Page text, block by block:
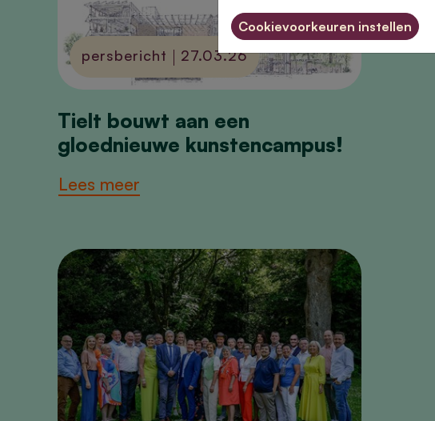
persbericht 27.03.26
Tielt bouwt aan een
gloednieuwe kunstencampus!
Lees meer
Cookievoorkeuren instellen